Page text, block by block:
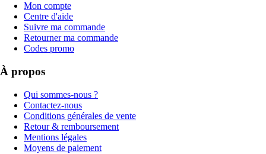
Mon compte
Centre d'aide
Suivre ma commande
Retourner ma commande
Codes promo
À propos
Qui sommes-nous ?
Contactez-nous
Conditions générales de vente
Retour & remboursement
Mentions légales
Moyens de paiement